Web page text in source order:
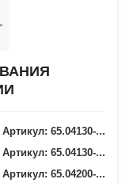
Артикул: 65.04130-...
Артикул: 65.04130-...
Артикул: 65.04200-...